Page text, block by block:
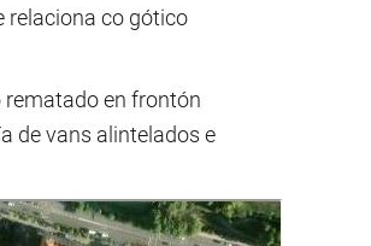
relaciona co gótico
rematado en frontón
de vans alintelados e